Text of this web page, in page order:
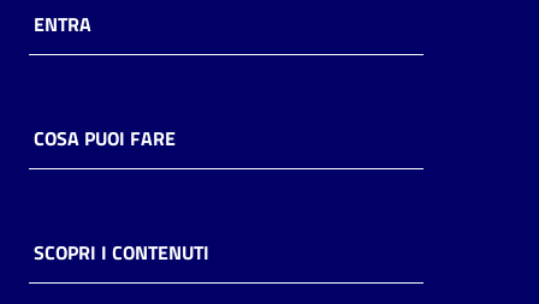
Risorse
online
Casa
Piani
ENTRA
COSA PUOI FARE
SCOPRI I CONTENUTI